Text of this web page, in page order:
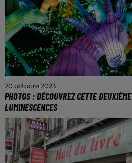
20 octobre 2023
PHOTOS : DÉCOUVREZ CETTE
LUMINESCENCES
Après le succès de sa première
Luminescences fait son grand
prochain au 1er avril 2024.